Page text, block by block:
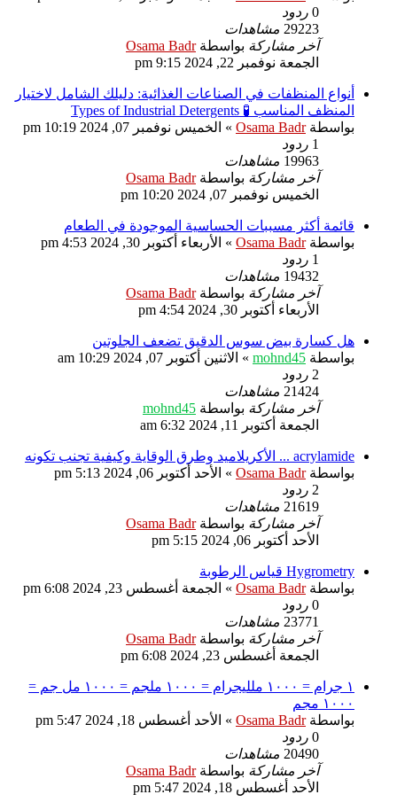
0 ردود
29223 مشاهدات
آخر مشاركة بواسطةOsama Badr
الجمعة نوفمبر 22, 2024 9:15 pm
أنواع المنظفات في الصناعات الغذائية: دليلك الشامل لاختيار
المنظف المناسب 🧪 Types of Industrial Detergents
بواسطةOsama Badr
» الخميس نوفمبر 07, 2024 10:19 pm
1 ردود
19963 مشاهدات
آخر مشاركة بواسطةOsama Badr
الخميس نوفمبر 07, 2024 10:20 pm
قائمة أكثر مسببات الحساسية الموجودة في الطعام
بواسطةOsama Badr
» الأربعاء أكتوبر 30, 2024 4:53 pm
1 ردود
19432 مشاهدات
آخر مشاركة بواسطةOsama Badr
الأربعاء أكتوبر 30, 2024 4:54 pm
هل كسارة بيض سوس الدقيق تضعف الجلوتين
بواسطة mohnd45
» الاثنين أكتوبر 07, 2024 10:29 am
2 ردود
21424 مشاهدات
آخر مشاركة بواسطة mohnd45
الجمعة أكتوبر 11, 2024 6:32 am
acrylamide ... الأكريلاميد وطرق الوقاية وكيفية تجنب تكونه
بواسطةOsama Badr
» الأحد أكتوبر 06, 2024 5:13 pm
2 ردود
21619 مشاهدات
آخر مشاركة بواسطةOsama Badr
الأحد أكتوبر 06, 2024 5:15 pm
Hygrometry قياس الرطوبة
بواسطةOsama Badr
» الجمعة أغسطس 23, 2024 6:08 pm
0 ردود
23771 مشاهدات
آخر مشاركة بواسطةOsama Badr
الجمعة أغسطس 23, 2024 6:08 pm
١ جرام = ١٠٠٠ ملليجرام = ١٠٠٠ ملجم = ١٠٠٠ مل جم =
١٠٠٠ مجم
بواسطةOsama Badr
» الأحد أغسطس 18, 2024 5:47 pm
0 ردود
20490 مشاهدات
آخر مشاركة بواسطةOsama Badr
الأحد أغسطس 18, 2024 5:47 pm